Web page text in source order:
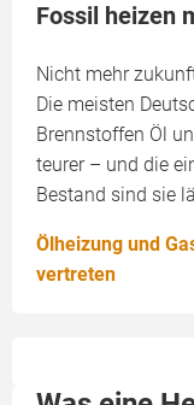
Fossil heizen
Nicht mehr
Die meisten
Brennstoffen Öl
teurer – und die
Bestand sind sie
Ölheizung und
vertreten